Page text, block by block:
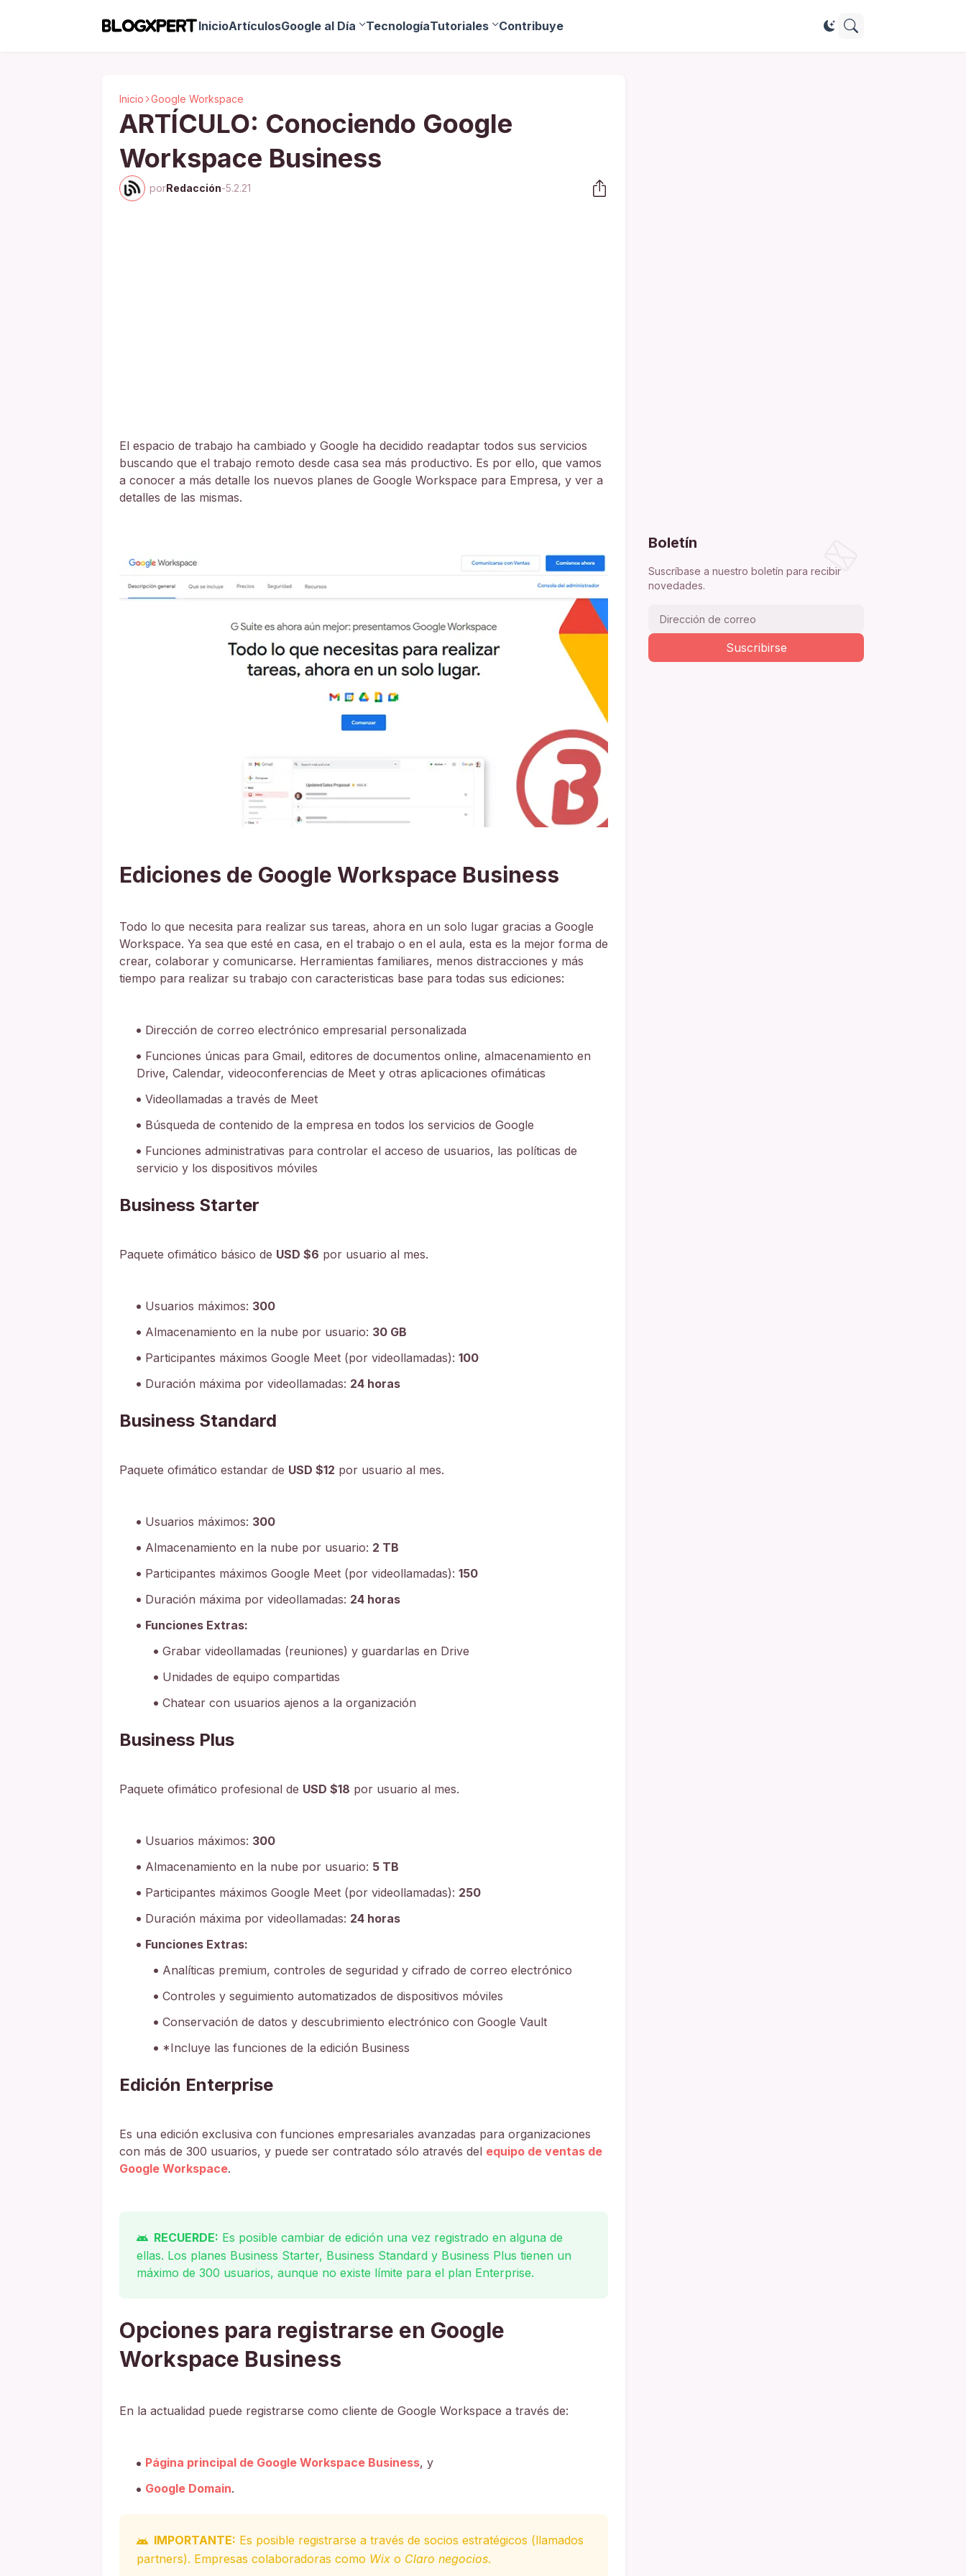
InicioArtículosGoogle al Día TecnologíaTutoriales Contribuye
Inicio Google Workspace
ARTÍCULO: Conociendo Google
Workspace Business
porRedacción-5.2.21
El espacio de trabajo ha cambiado y Google ha decidido readaptar todos sus servicios
buscando que el trabajo remoto desde casa sea más productivo. Es por ello, que vamos
a conocer a más detalle los nuevos planes de Google Workspace para Empresa, y ver a
detalles de las mismas.
Ediciones de Google Workspace Business
Todo lo que necesita para realizar sus tareas, ahora en un solo lugar gracias a Google
Workspace. Ya sea que esté en casa, en el trabajo o en el aula, esta es la mejor forma de
crear, colaborar y comunicarse. Herramientas familiares, menos distracciones y más
tiempo para realizar su trabajo con caracteristicas base para todas sus ediciones:
Dirección de correo electrónico empresarial personalizada
Funciones únicas para Gmail, editores de documentos online, almacenamiento en
Drive, Calendar, videoconferencias de Meet y otras aplicaciones ofimáticas
Videollamadas a través de Meet
Búsqueda de contenido de la empresa en todos los servicios de Google
Funciones administrativas para controlar el acceso de usuarios, las políticas de
servicio y los dispositivos móviles
Business Starter
Paquete ofimático básico de USD $6 por usuario al mes.
Usuarios máximos: 300
Almacenamiento en la nube por usuario: 30 GB
Participantes máximos Google Meet (por videollamadas): 100
Duración máxima por videollamadas: 24 horas
Business Standard
Paquete ofimático estandar de USD $12 por usuario al mes.
Usuarios máximos: 300
Almacenamiento en la nube por usuario: 2 TB
Participantes máximos Google Meet (por videollamadas): 150
Duración máxima por videollamadas: 24 horas
Funciones Extras:
Grabar videollamadas (reuniones) y guardarlas en Drive
Unidades de equipo compartidas
Chatear con usuarios ajenos a la organización
Business Plus
Paquete ofimático profesional de USD $18 por usuario al mes.
Usuarios máximos: 300
Almacenamiento en la nube por usuario: 5 TB
Participantes máximos Google Meet (por videollamadas): 250
Duración máxima por videollamadas: 24 horas
Funciones Extras:
Analíticas premium, controles de seguridad y cifrado de correo electrónico
Controles y seguimiento automatizados de dispositivos móviles
Conservación de datos y descubrimiento electrónico con Google Vault
*Incluye las funciones de la edición Business
Edición Enterprise
Es una edición exclusiva con funciones empresariales avanzadas para organizaciones
con más de 300 usuarios, y puede ser contratado sólo através del equipo de ventas de
Google Workspace.
RECUERDE: Es posible cambiar de edición una vez registrado en alguna de
ellas. Los planes Business Starter, Business Standard y Business Plus tienen un
máximo de 300 usuarios, aunque no existe límite para el plan Enterprise.
Opciones para registrarse en Google
Workspace Business
En la actualidad puede registrarse como cliente de Google Workspace a través de:
Página principal de Google Workspace Business, y
Google Domain.
IMPORTANTE: Es posible registrarse a través de socios estratégicos (llamados
partners). Empresas colaboradoras como Wix o Claro negocios.
Boletín
Suscríbase a nuestro boletín para recibir
novedades.